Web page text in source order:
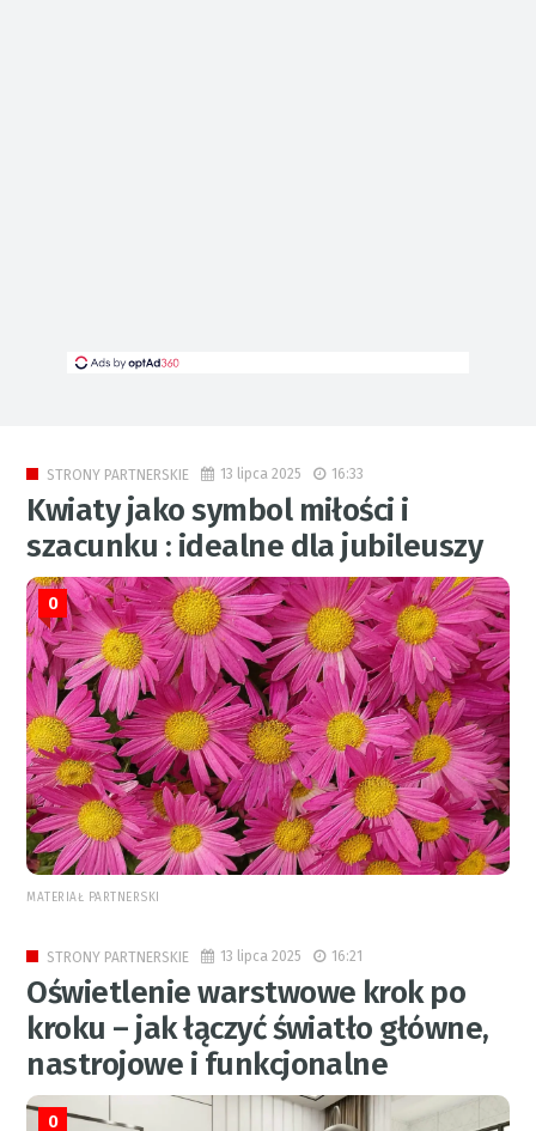
STRONY PARTNERSKIE 13 lipca 2025 16:33
Kwiaty jako symbol miłości i
szacunku : idealne dla jubileuszy
0
MATERIAŁ PARTNERSKI
STRONY PARTNERSKIE 13 lipca 2025 16:21
Oświetlenie warstwowe krok po
kroku – jak łączyć światło główne,
nastrojowe i funkcjonalne
0